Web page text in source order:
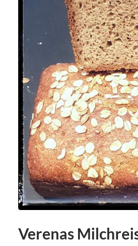
Verenas